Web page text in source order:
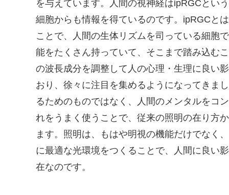
を与えています。人間の視神経はipRGCとい
細胞からも情報を得ているのです。ipRGCと
ことで、人間の生体リズムを司っている細胞
能をたくさん持っていて、そこまで踏み込む
の波長成分を調整して人の心理・生理に良い
おり、徐々に注目を集めるようになってきま
るためのものではなく、人間のメンタルをコ
れをうまく使うことで、従来の照明の在り方
ます。照明は、もはや明視の機能だけでなく
に最適な光環境をつくることで、人間に良い
在なのです。